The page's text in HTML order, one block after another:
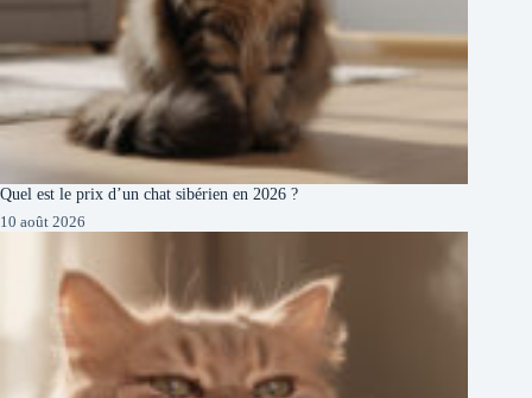
Quel est le prix d’un chat sibérien en 2026 ?
10 août 2026